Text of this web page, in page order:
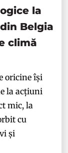
la
Belgia
climă
oricine își
la acțiuni
mic, la
cu
și